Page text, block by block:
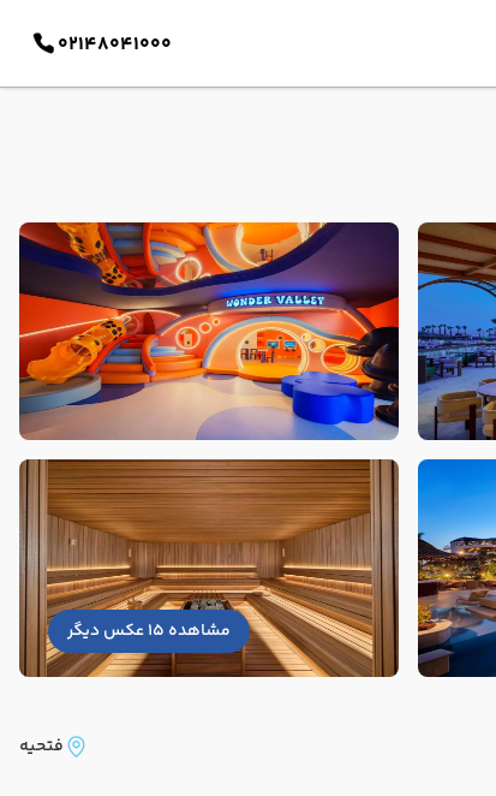
02148041000
مشاهده 15 عکس دیگر
فتحیه